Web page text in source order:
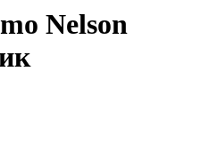
Nelson